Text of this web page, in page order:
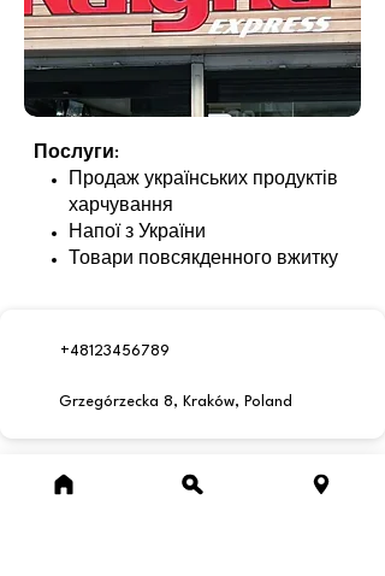
Послуги:
Продаж українських продуктів
харчування
Напої з України
Товари повсякденного вжитку
+48123456789
Grzegórzecka 8, Kraków, Poland